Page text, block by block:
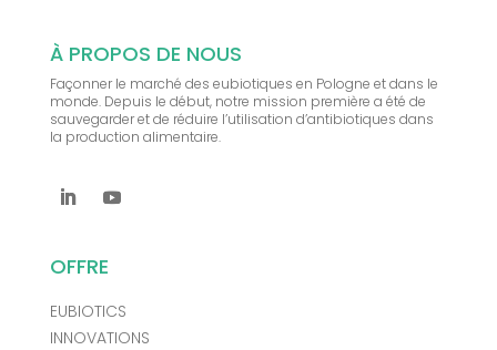
À PROPOS DE NOUS
Façonner le marché des eubiotiques en Pologne et dans le
monde. Depuis le début, notre mission première a été de
sauvegarder et de réduire l’utilisation d’antibiotiques dans
la production alimentaire.
OFFRE
EUBIOTICS
INNOVATIONS